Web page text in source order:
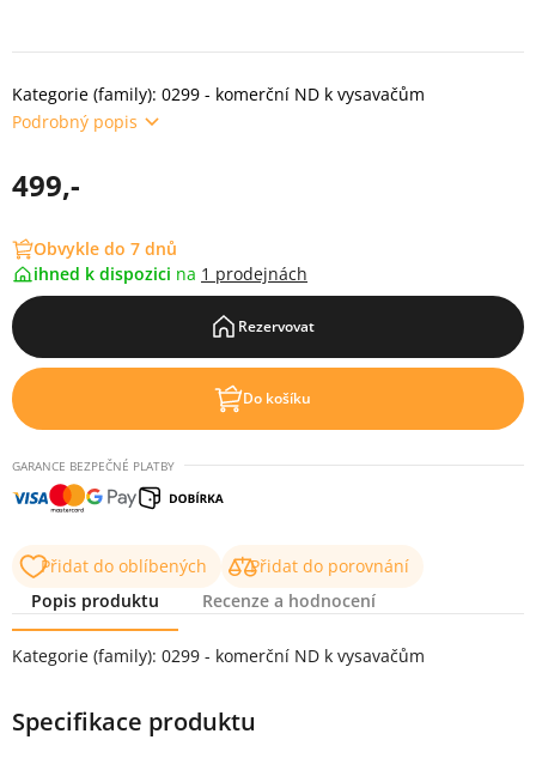
Kategorie (family): 0299 - komerční ND k vysavačům
Podrobný popis
499,-
Obvykle do 7 dnů
ihned k dispozici na 1 prodejnách
Rezervovat
Do košíku
GARANCE BEZPEČNÉ PLATBY
Přidat do oblíbených
Přidat do porovnání
Popis produktu
Recenze a hodnocení
Popis produktu
Kategorie (family): 0299 - komerční ND k vysavačům
Specifikace produktu